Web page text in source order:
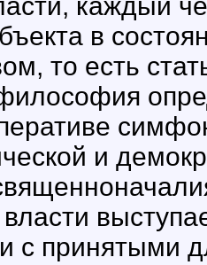
каждый
в
то есть
и
с принятыми